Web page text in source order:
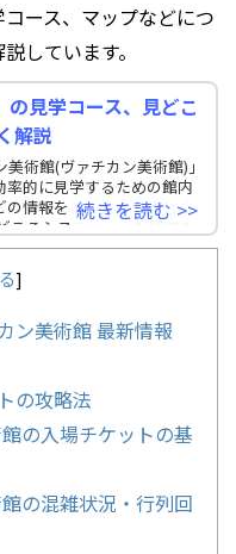
ース、マップなどにつ
しています。
の見学コース、見どこ
解説
術館(ヴァチカン美術館)」
率的に見学するための館内
の情報をどこよりも詳しく
ろシスティーナ礼拝堂な
続きを読む >>
]
ン美術館 最新情報
の攻略法
の入場チケットの基
の混雑状況・行列回